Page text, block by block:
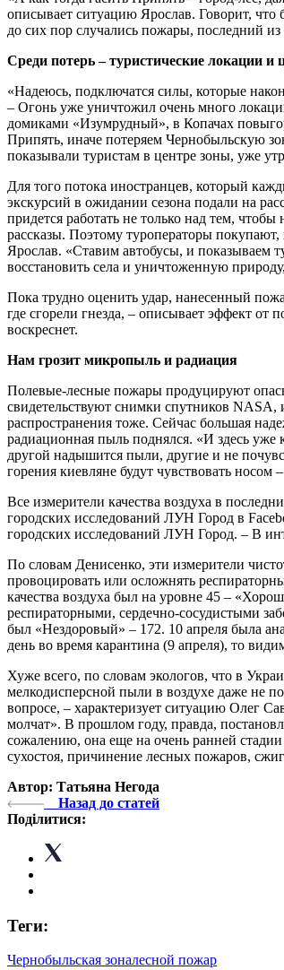
описывает ситуацию Ярослав. Говорит, что
до сих пор случались пожары, последний
Среди потерь – туристические локации
«Надеюсь, подключатся силы, которые
– Огонь уже уничтожил очень много
домиками «Изумрудный», в Копачах
Припять, иначе потеряем Чернобыльскую
показывали туристам в центре зоны, уже
Для того потока иностранцев, который
экскурсий в ожидании сезона подали на
придется работать не только над тем,
рассказы. Поэтому туроператоры
Ярослав. «Ставим автобусы, и показываем
восстановить села и уничтоженную
Пока трудно оценить удар, нанесенный
где сгорели гнезда, – описывает эффект
воскреснет.
Нам грозит микропыль и радиация
Полевые-лесные пожары продуцируют
свидетельствуют снимки спутников NASA,
распространения тоже. Сейчас большая
радиационная пыль поднялся. «И здесь уже
другой надышится пыли, другие и не
горения киевляне будут чувствовать
Все измерители качества воздуха в
городских исследований ЛУН Город в
городских исследований ЛУН Город. – В
По словам Денисенко, эти измерители
провоцировать или осложнять
качества воздуха был на уровне 45 –
респираторными, сердечно-сосудистыми
был «Нездоровый» – 172. 10 апреля была
день во время карантина (9 апреля), то
Хуже всего, по словам экологов, что в
мелкодисперсной пыли в воздухе даже не
вопросе, – характеризует ситуацию Олег
молчат». В прошлом году, правда,
сожалению, она еще на очень ранней
сухостоя, причинение лесных пожаров,
Автор: Татьяна Негода
Назад до статей
Поділитися:
Теги:
Чернобыльская зоналесной пожар